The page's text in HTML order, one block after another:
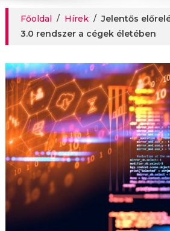
Főoldal / Hírek / Jelentős
3.0 rendszer a cégek életében